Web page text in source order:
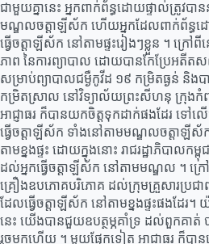
ជាមួយគ្នានេះ អ្នកពាក់ព័ន្ធដោយផ្ទាល់ត្រូវប
មណ្ឌលចត្តាឡីស័ក ហើយអ្នកដែលពាក់ព័ន្ធ
ធ្វើចត្តាឡីស័ក នៅតាមផ្ទះរៀងៗខ្លួន ។ ក្រៅ
ភាព នៃការព្យាបាល ដោយបានកែប្រែអតីតសណ្
សម្រាប់ព្យាបាលជម្ងឺកូវីដ ១៩ កម្រិតធ្ងន់ និង
កម្រិតស្រាល នៅវិទ្យាល័យព្រះសីហនុ ក្រុងកំ
អាជ្ញាធរ ក៏បានយកចិត្តទុកដាក់ផងដែរ ទៅល
ធ្វើចត្តាឡីស័ក ទាំងនៅតាមមណ្ឌលចត្តាឡីស័
តាមខ្នងផ្ទះ ដោយក្នុងនោះ រាជរដ្ឋាភិបាលកម្
ដល់អ្នកធ្វើចត្តាឡីស័ក នៅតាមមណ្ឌល ។ ក្រៅ
គ្រឿងឧបភោគបរិភោគ ដល់ក្រុមគ្រួសារប្រជាព
ដែលធ្វើចត្តាឡីស័ក នៅតាមខ្នងផ្ទះផងដែរ
នេះ យើងបានជួយឧបត្ថម្ភគាំទ្រ ដល់ពួកគា
រួចមកហើយ ។ មួយផ្នែកទៀត អាជ្ញាធរ ក៏បានធ្